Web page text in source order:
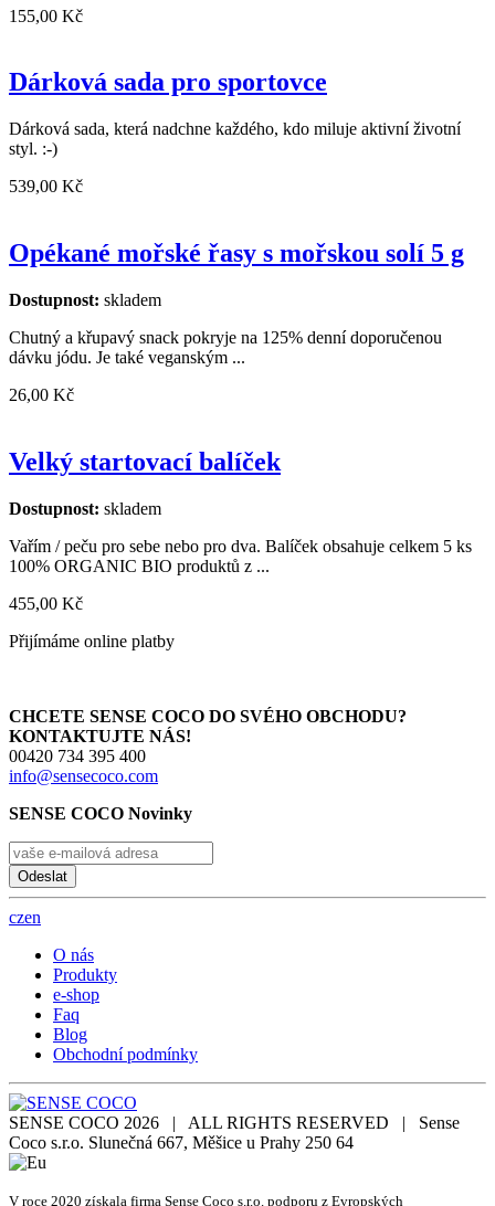
155,00 Kč
Dárková sada pro sportovce
Dárková sada, která nadchne každého, kdo miluje aktivní životní
styl. :-)
539,00 Kč
Opékané mořské řasy s mořskou solí 5 g
Dostupnost: skladem
Chutný a křupavý snack pokryje na 125% denní doporučenou
dávku jódu. Je také veganským ...
26,00 Kč
Velký startovací balíček
Dostupnost: skladem
Vařím / peču pro sebe nebo pro dva. Balíček obsahuje celkem 5 ks
100% ORGANIC BIO produktů z ...
455,00 Kč
Přijímáme online platby
CHCETE SENSE COCO DO SVÉHO OBCHODU?
KONTAKTUJTE NÁS!
00420 734 395 400
info@sensecoco.com
SENSE COCO Novinky
Odeslat
czen
O nás
Produkty
e-shop
Faq
Blog
Obchodní podmínky
SENSE COCO 2026 | ALL RIGHTS RESERVED | Sense
Coco s.r.o. Slunečná 667, Měšice u Prahy 250 64
V roce 2020 získala firma Sense Coco s.r.o. podporu z Evropských